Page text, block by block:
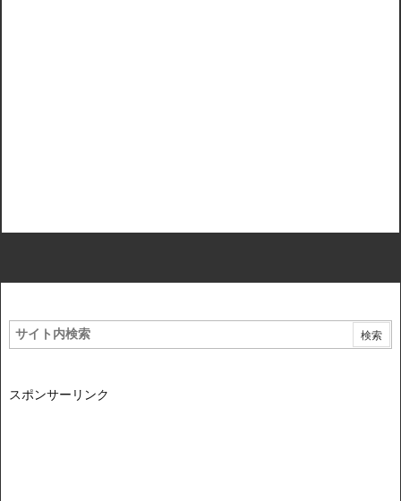
スポンサーリンク